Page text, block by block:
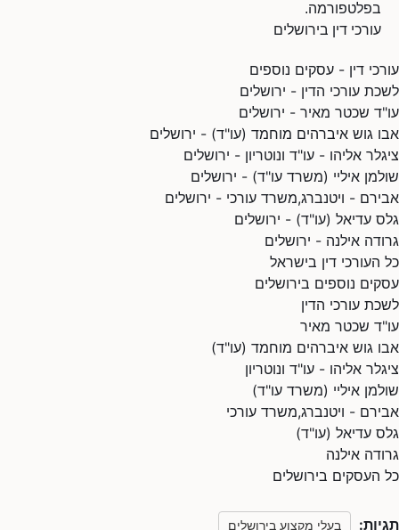
בפלטפורמה.
עורכי דין בירושלים
עורכי דין - עסקים נוספים
לשכת עורכי הדין - ירושלים
עו"ד שכטר מאיר - ירושלים
אבו גוש איברהים מוחמד (עו"ד) - ירושלים
ציגלר אליהו - עו"ד ונוטריון - ירושלים
שולמן איליי (משרד עו"ד) - ירושלים
אבירם - ויטנברג,משרד עורכי - ירושלים
גלס עדיאל (עו"ד) - ירושלים
גרודה אילנה - ירושלים
כל העורכי דין בישראל
עסקים נוספים בירושלים
לשכת עורכי הדין
עו"ד שכטר מאיר
אבו גוש איברהים מוחמד (עו"ד)
ציגלר אליהו - עו"ד ונוטריון
שולמן איליי (משרד עו"ד)
אבירם - ויטנברג,משרד עורכי
גלס עדיאל (עו"ד)
גרודה אילנה
כל העסקים בירושלים
תגיות: בעלי מקצוע בירושלים